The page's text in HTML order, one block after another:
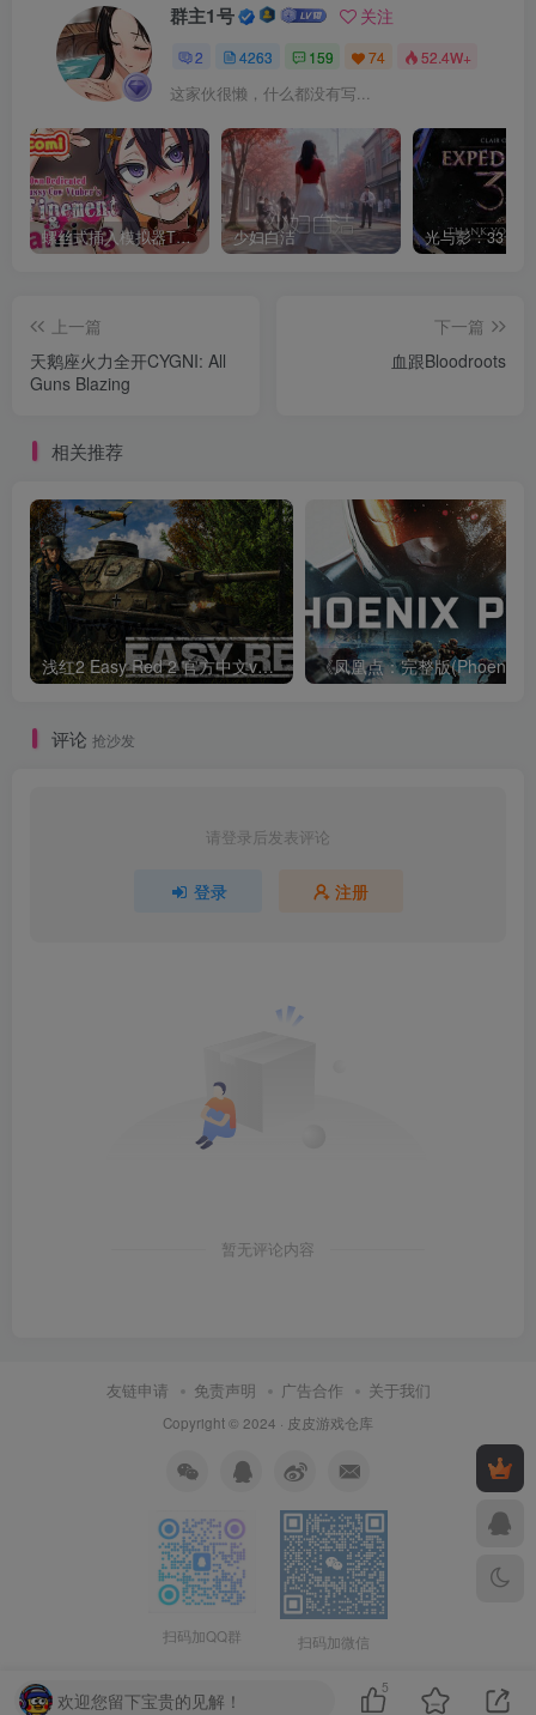
群主1号 关注
2 4263 159 74 52.4W+
这家伙很懒，什么都没有写...
螺丝式插入模拟器TMA02 少妇白洁
上一篇
天鹅座火力全开CYGNI: All
Guns Blazing
下一篇
血跟Bloodroots
相关推荐
浅红2 Easy Red 2 官方中文v2.0.9
评论 抢沙发
请登录后发表评论
登录 注册
暂无评论内容
友链申请 免责声明 广告合作 关于我们
Copyright © 2024 · 皮皮游戏仓库
扫码加QQ群 扫码加微信
欢迎您留下宝贵的见解！
5